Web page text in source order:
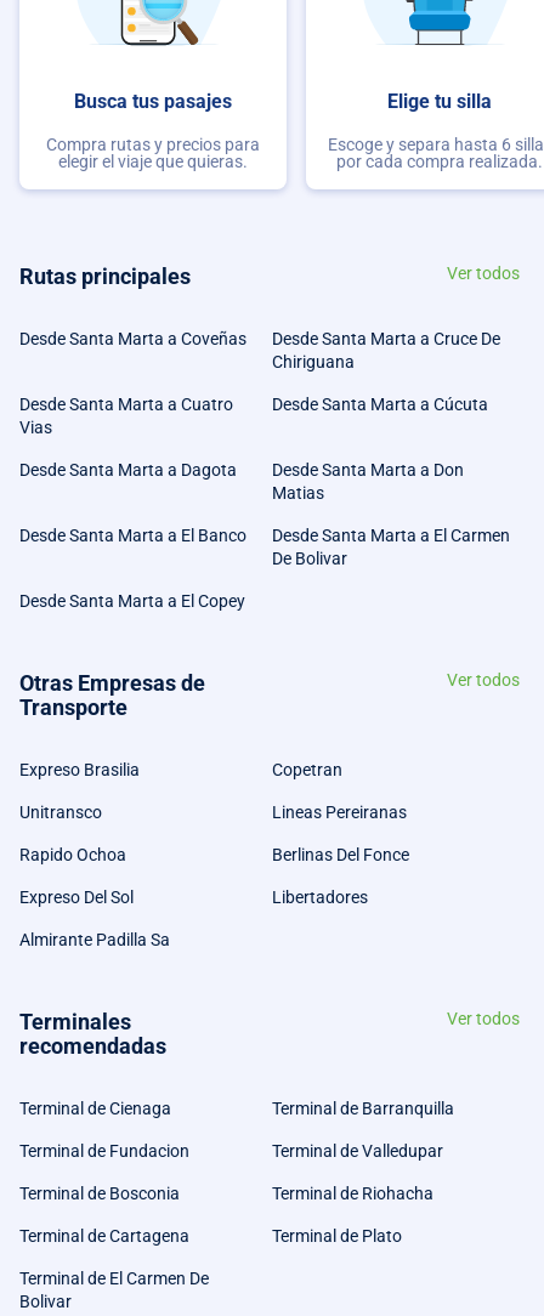
Busca tus pasajes
Compra rutas y precios para
elegir el viaje que quieras.
Elige tu silla
Escoge y separa hasta 6
por cada compra realizada.
Rutas principales Ver todos
Desde Santa Marta a Coveñas
Desde Santa Marta a Cruce De
Chiriguana
Desde Santa Marta a Cuatro
Vias
Desde Santa Marta a Cúcuta
Desde Santa Marta a Dagota
Desde Santa Marta a Don
Matias
Desde Santa Marta a El Banco
Desde Santa Marta a El Carmen
De Bolivar
Desde Santa Marta a El Copey
Otras Empresas de
Transporte
Ver todos
Expreso Brasilia Copetran
Unitransco Lineas Pereiranas
Rapido Ochoa Berlinas Del Fonce
Expreso Del Sol Libertadores
Almirante Padilla Sa
Terminales
recomendadas
Ver todos
Terminal de Cienaga Terminal de Barranquilla
Terminal de Fundacion Terminal de Valledupar
Terminal de Bosconia Terminal de Riohacha
Terminal de Cartagena Terminal de Plato
Terminal de El Carmen De
Bolivar